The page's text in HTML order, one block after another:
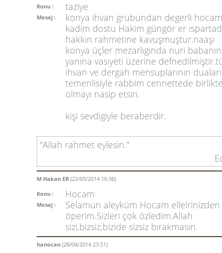
Konu :
taziye
Mesaj :
konya ihvan grubundan degerli
kadim dostu Hakim güngör er
hakkın rahmetine kavuşmuştur.naaşı
konya üçler mezarlıgında nuri babanın
yanına vasıyeti üzerine
ihvan ve dergah mensuplarının
temenlisiyle rabbim cennettede
olmayı nasip etsin.
kişi sevdigiyle beraberdir.
"Allah rahmet eylesin."
M Hakan ER (22/05/2014 16:36)
Konu :
Hocam
Mesaj :
Selamun aleyküm Hocam ellelrinizden
öperim.Sizleri çok özledim.Allah
sizi,bizsiz,bizide sizsiz bırakmasın.
hanocan (28/04/2014 23:51)